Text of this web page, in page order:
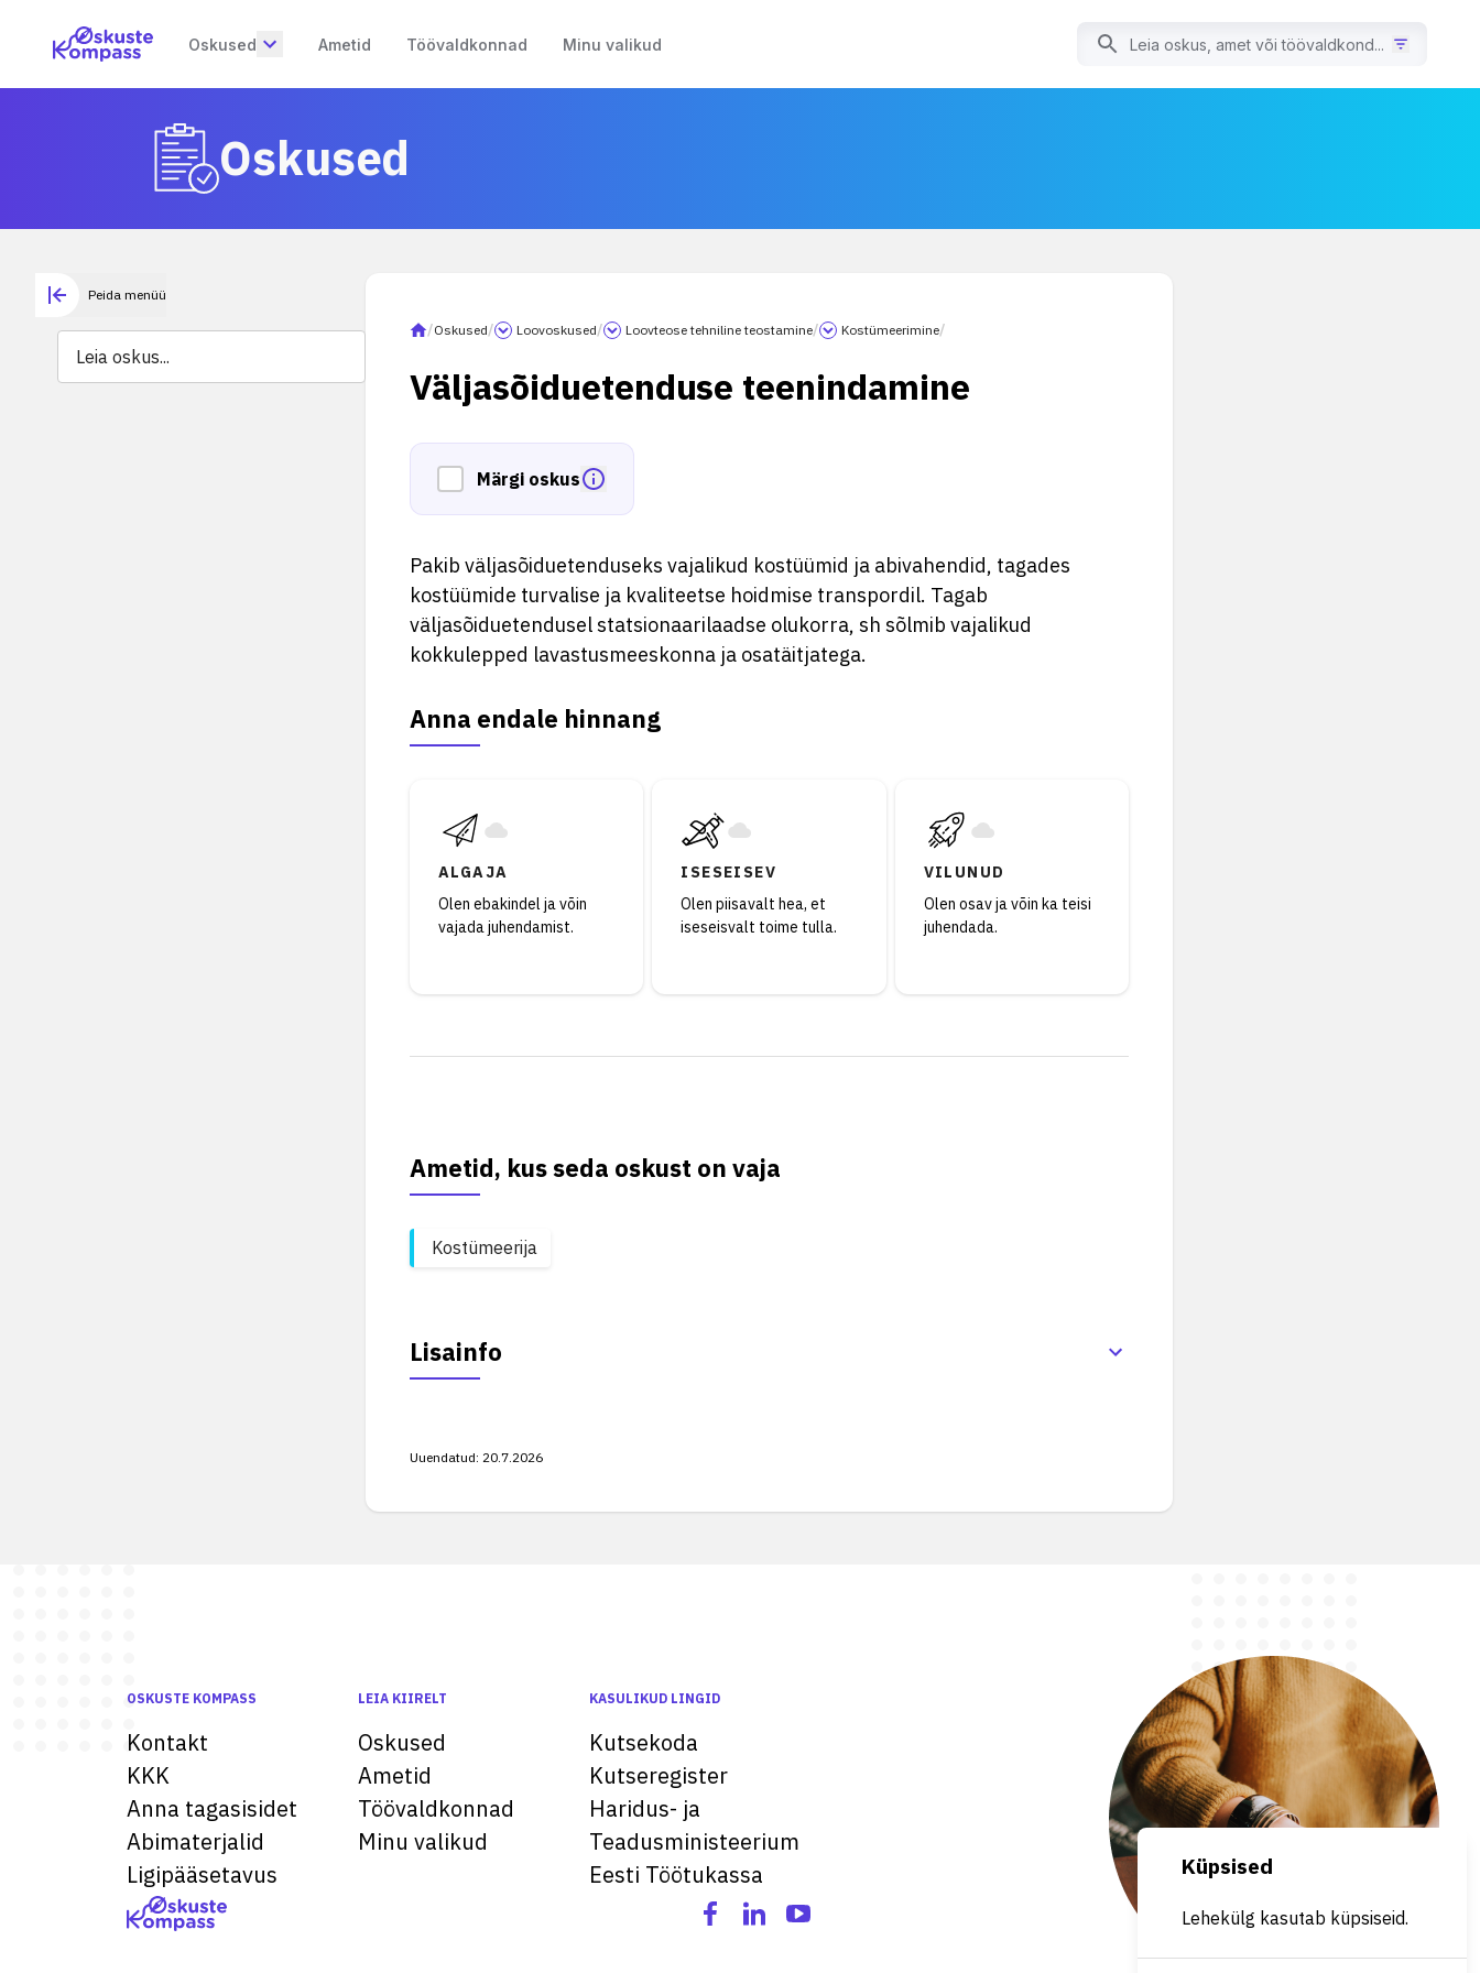
Oskused Ametid Töövaldkonnad Minu valikud
Oskused
Peida menüü
/Oskused/ Loovoskused/ Loovteose tehniline teostamine/ Kostümeerimine/
Väljasõiduetenduse teenindamine
Märgi oskus
Pakib väljasõiduetenduseks vajalikud kostüümid ja abivahendid, tagades
kostüümide turvalise ja kvaliteetse hoidmise transpordil. Tagab
väljasõiduetendusel statsionaarilaadse olukorra, sh sõlmib vajalikud
kokkulepped lavastusmeeskonna ja osatäitjatega.
Anna endale hinnang
ALGAJA
Olen ebakindel ja võin
vajada juhendamist.
ISESEISEV
Olen piisavalt hea, et
iseseisvalt toime tulla.
VILUNUD
Olen osav ja võin ka teisi
juhendada.
Ametid, kus seda oskust on vaja
Kostümeerija
Lisainfo
Uuendatud: 20.7.2026
OSKUSTE KOMPASS
Kontakt
KKK
Anna tagasisidet
Abimaterjalid
Ligipääsetavus
LEIA KIIRELT
Oskused
Ametid
Töövaldkonnad
Minu valikud
KASULIKUD LINGID
Kutsekoda
Kutseregister
Haridus- ja
Teadusministeerium
Eesti Töötukassa
Küpsised
Lehekülg kasutab küpsiseid.